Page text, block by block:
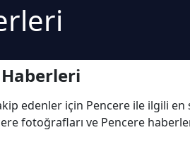
Afyonkarahisar
Amasya
Antalya
edenler için Pencere ile ilgili
fotoğrafları ve Pencere